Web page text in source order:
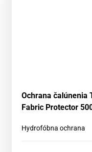
Ochrana čalúnenia
Fabric Protector
Hydrofóbna ochrana